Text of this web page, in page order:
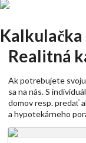
Realitná
Ak potrebujete
sa na nás. S
domov resp. predať
a hypotekárneho